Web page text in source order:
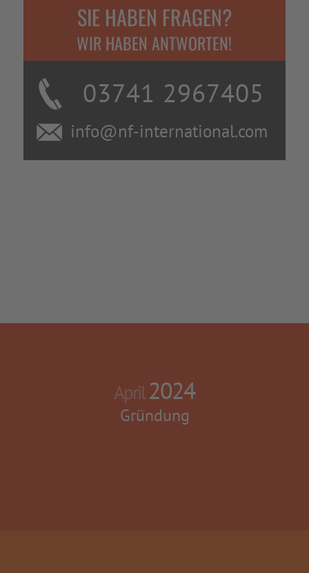
SIE HABEN FRAGEN?
WIR HABEN ANTWORTEN!
03741 2967405
info@nf-international.com
April2024
Gründung